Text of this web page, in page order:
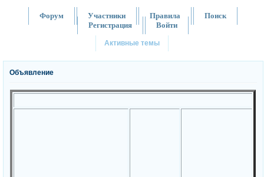
Форум Участники Правила
Поиск
Регистрация
Войти
Активные темы
Объявление